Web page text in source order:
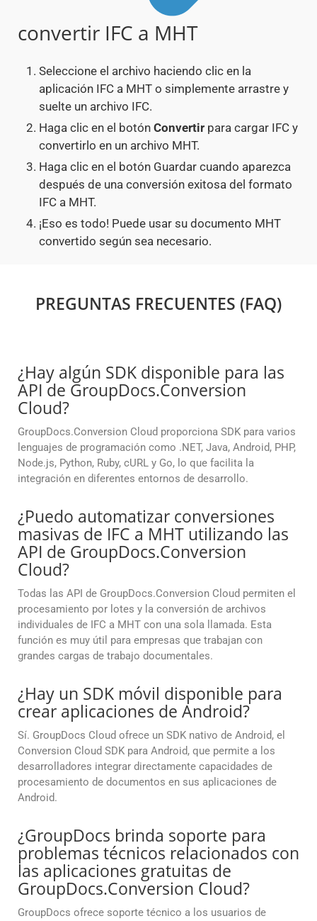
convertir IFC a MHT
Seleccione el archivo haciendo clic en la
aplicación IFC a MHT o simplemente arrastre y
suelte un archivo IFC.
Haga clic en el botón Convertir para cargar IFC y
convertirlo en un archivo MHT.
Haga clic en el botón Guardar cuando aparezca
después de una conversión exitosa del formato
IFC a MHT.
¡Eso es todo! Puede usar su documento MHT
convertido según sea necesario.
PREGUNTAS FRECUENTES (FAQ)
¿Hay algún SDK disponible para las
API de GroupDocs.Conversion
Cloud?
GroupDocs.Conversion Cloud proporciona SDK para varios
lenguajes de programación como .NET, Java, Android, PHP,
Node.js, Python, Ruby, cURL y Go, lo que facilita la
integración en diferentes entornos de desarrollo.
¿Puedo automatizar conversiones
masivas de IFC a MHT utilizando las
API de GroupDocs.Conversion
Cloud?
Todas las API de GroupDocs.Conversion Cloud permiten el
procesamiento por lotes y la conversión de archivos
individuales de IFC a MHT con una sola llamada. Esta
función es muy útil para empresas que trabajan con
grandes cargas de trabajo documentales.
¿Hay un SDK móvil disponible para
crear aplicaciones de Android?
Sí. GroupDocs Cloud ofrece un SDK nativo de Android, el
Conversion Cloud SDK para Android, que permite a los
desarrolladores integrar directamente capacidades de
procesamiento de documentos en sus aplicaciones de
Android.
¿GroupDocs brinda soporte para
problemas técnicos relacionados con
las aplicaciones gratuitas de
GroupDocs.Conversion Cloud?
GroupDocs ofrece soporte técnico a los usuarios de